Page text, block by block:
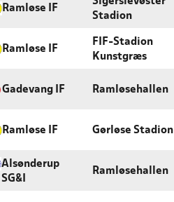
Ramløse IF
Stadion
Ramløse IF
FIF-Stadion
Kunstgræs
Gadevang IF Ramløsehallen
Ramløse IF Gørløse Stadion
Alsønderup
SG&I
Ramløsehallen